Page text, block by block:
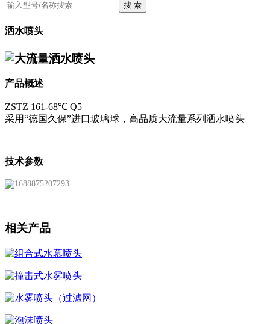
搜 索
洒水喷头
大流量洒水喷头
产品概述
ZSTZ 161-68℃ Q5
采用“德国久保”进口玻璃球，高品质大流量系列洒水喷头
技术参数
相关产品
组合式水幕喷头
撞击式水雾喷头
水雾喷头（过滤网）
泡沫喷头